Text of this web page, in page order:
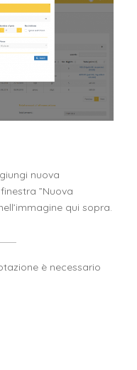
nuova
”Nuova
qui sopra.
è necessario